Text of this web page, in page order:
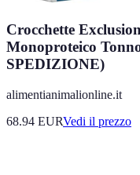
Crocchette
Monoproteico
SPEDIZIONE)
alimentianimalionline.it
68.94 EURVedi il prezzo